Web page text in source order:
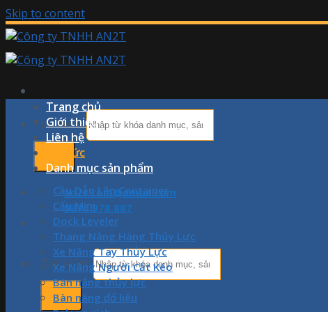
Skip to content
Tìm kiếm:
an2t.com@gmail.com
0876.978.887
Tìm kiếm:
Trang chủ
Giới thiệu
Liên hệ
Tin tức
Danh mục sản phẩm
Cầu Dẫn Lên Container
Cẩu Mini
Dock Leveler
Thang Nâng Hàng Thủy Lực
Xe Nâng Tay Thủy Lực
Xe Nâng Người Cắt Kéo
Bàn nâng thủy lực
Bàn nâng đổ liệu